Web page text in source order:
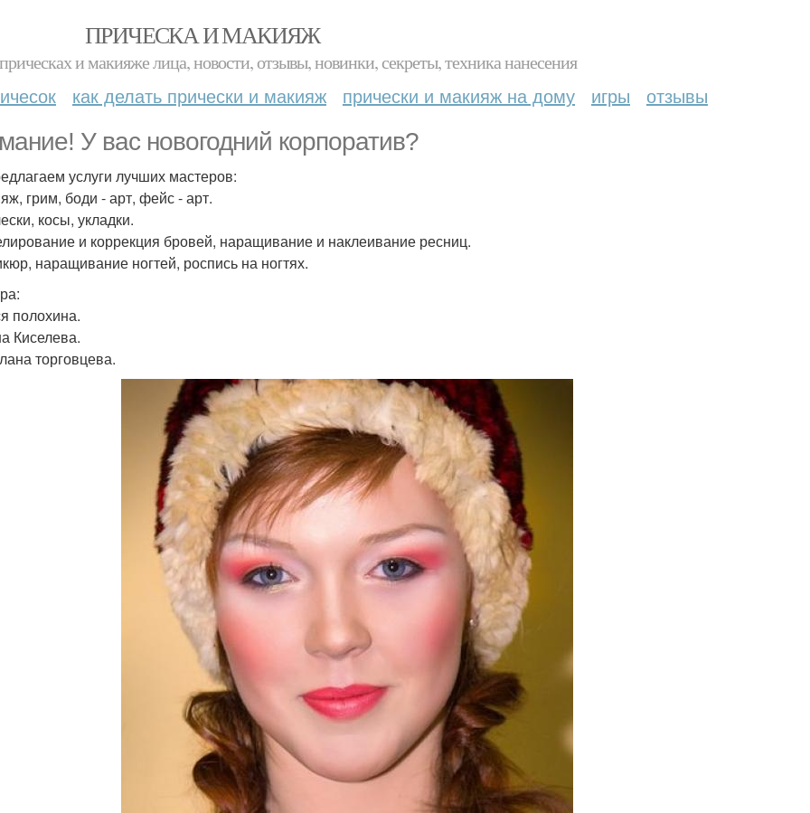
ПРИЧЕСКА И МАКИЯЖ
и макияже лица, новости, отзывы, новинки, секреты, техника нанесения
как делать прически и макияж прически и макияж на дому игры отзывы
У вас новогодний корпоратив?
услуги лучших мастеров:
грим, боди - арт, фейс - арт.
косы, укладки.
и коррекция бровей, наращивание и наклеивание ресниц.
наращивание ногтей, роспись на ногтях.
полохина.
Киселева.
торговцева.